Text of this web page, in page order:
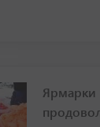
Ярмарки